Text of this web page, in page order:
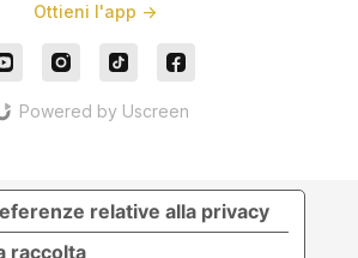
Ottieni l'app ->
Powered by Uscreen
raccolta
relative alla privacy